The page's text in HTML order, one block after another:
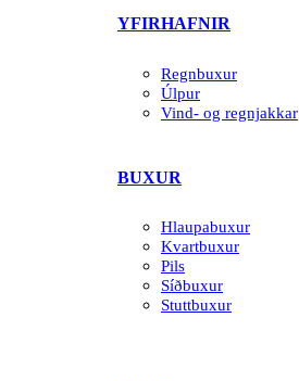
YFIRHAFNIR
Regnbuxur
Úlpur
Vind- og regnjakkar
BUXUR
Hlaupabuxur
Kvartbuxur
Pils
Síðbuxur
Stuttbuxur